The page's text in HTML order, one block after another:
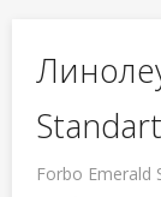
Forbo Emerald